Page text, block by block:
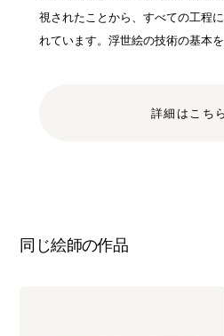
視されたことから、すべての工程
れています。浮世絵の技術の基本を
詳細はこちら
同じ絵師の作品